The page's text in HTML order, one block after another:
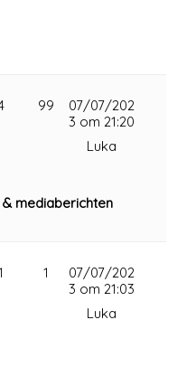
mediaberichten
99
07/07/202
3 om 21:20
Luka
1
07/07/202
3 om 21:03
Luka